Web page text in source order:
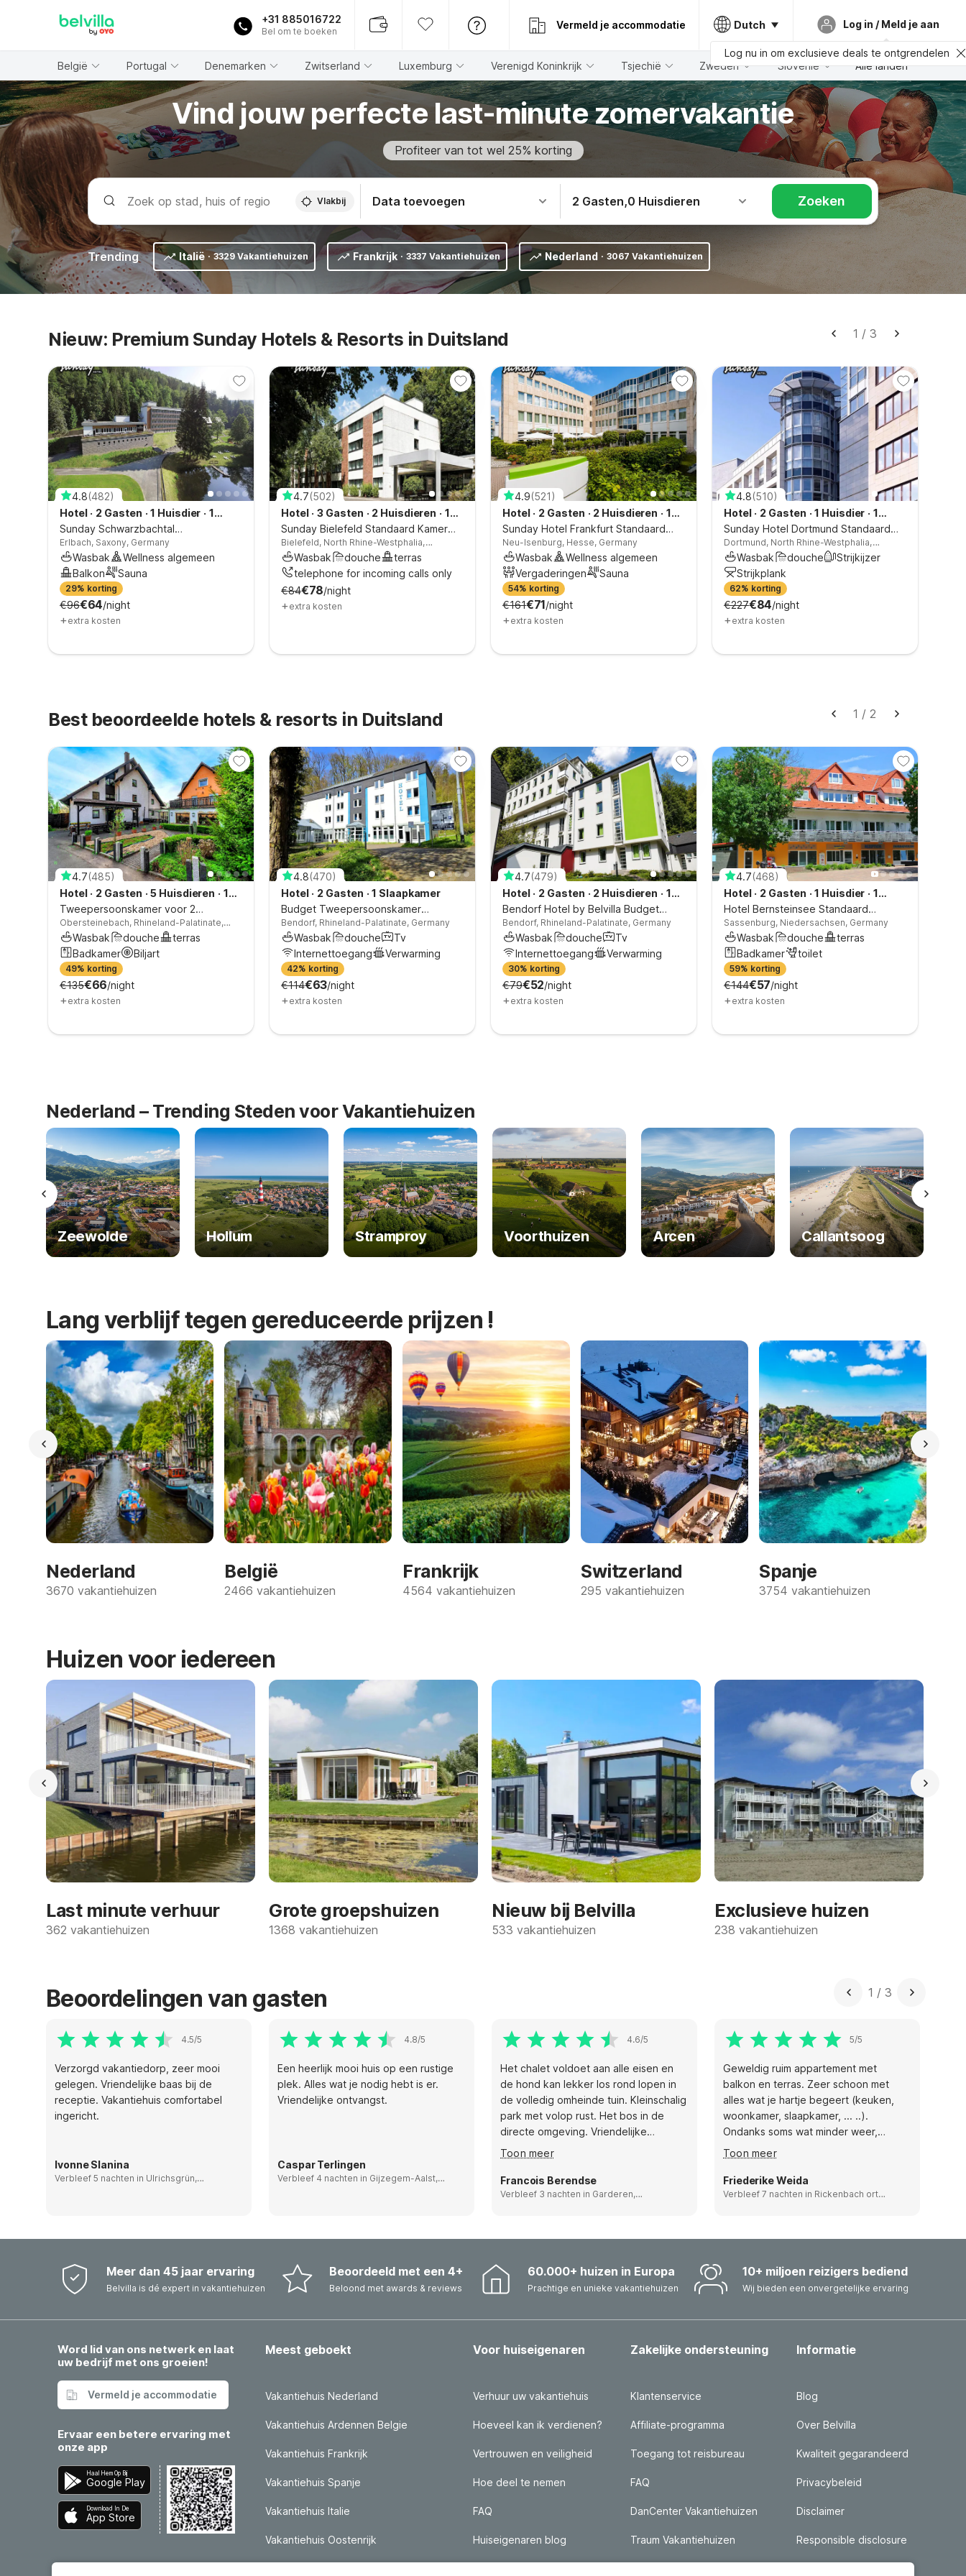
+31 885016722
Bel om te boeken
Vermeld je accommodatie Dutch Log in / Meld je aan
Log nu in om exclusieve deals te ontgrendelen
België
Portugal Denemarken Zwitserland Luxemburg Verenigd Koninkrijk Tsjechië Zweden Slovenië Alle landen
Vind jouw perfecte last-minute zomervakantie
Profiteer van tot wel 25% korting
Vlakbij Data toevoegen 2 Gasten,0 Huisdieren Zoeken
Trending Italië · 3329 Vakantiehuizen Frankrijk · 3337 Vakantiehuizen Nederland · 3067 Vakantiehuizen
Nieuw: Premium Sunday Hotels & Resorts in Duitsland
4.8(482)
Hotel · 2 Gasten · 1 Huisdier · 1
Slaapkamer
Sunday Schwarzbachtal
Tweepersoonskamer Boszicht
Erlbach, Saxony, Germany
Wasbak
Wellness algemeen
Balkon
Sauna
telephone for incoming calls only
29% korting
€96€64/night
+extra kosten
4.7(502)
Hotel · 3 Gasten · 2 Huisdieren · 1
Slaapkamer
Sunday Bielefeld Standaard Kamer
met Slaapbank
Bielefeld, North Rhine-Westphalia,
Germany
Wasbak douche
terras
telephone for incoming calls only
Ledikant
€84€78/night
+extra kosten
4.9(521)
Hotel · 2 Gasten · 2 Huisdieren · 1
Slaapkamer
Sunday Hotel Frankfurt Standaard
Kamer
Neu-Isenburg, Hesse, Germany
Wasbak
Wellness algemeen
Vergaderingen
Sauna
telephone for incoming calls only
54% korting
€161€71/night
+extra kosten
4.8(510)
Hotel · 2 Gasten · 1 Huisdier · 1
Slaapkamer
Sunday Hotel Dortmund Standaard
tweepersoonskamer
Dortmund, North Rhine-Westphalia,
Germany
Wasbak douche
Strijkijzer
Strijkplank
telephone for incoming calls only
62% korting
€227€84/night
+extra kosten
1 / 3
Best beoordeelde hotels & resorts in Duitsland
4.7(485)
Hotel · 2 Gasten · 5 Huisdieren · 1
Slaapkamer
Tweepersoonskamer voor 2
personen.
Obersteinebach, Rhineland-Palatinate,
Germany
Wasbak douche
terras
Badkamer
Biljart
49% korting
€135€66/night
+extra kosten
4.8(470)
Hotel · 2 Gasten · 1 Slaapkamer
Budget Tweepersoonskamer
Koblenzvallei
Bendorf, Rhineland-Palatinate, Germany
Wasbak douche
Tv
Internettoegang
Verwarming
42% korting
€114€63/night
+extra kosten
4.7(479)
Hotel · 2 Gasten · 2 Huisdieren · 1
Slaapkamer
Bendorf Hotel by Belvilla Budget
Tweepersoonskamer
Bendorf, Rhineland-Palatinate, Germany
Wasbak douche
Tv
Internettoegang
Verwarming
30% korting
€79€52/night
+extra kosten
4.7(468)
Hotel · 2 Gasten · 1 Huisdier · 1
Slaapkamer
Hotel Bernsteinsee Standaard
tweepersoonskamer
Sassenburg, Niedersachsen, Germany
Wasbak douche
terras
Badkamer
toilet
59% korting
€144€57/night
+extra kosten
1 / 2
Nederland – Trending Steden voor Vakantiehuizen
Zeewolde Hollum Stramproy Voorthuizen Arcen Callantsoog
Lang verblijf tegen gereduceerde prijzen !
Nederland
3670 vakantiehuizen
België
2466 vakantiehuizen
Frankrijk
4564 vakantiehuizen
Switzerland
295 vakantiehuizen
Spanje
3754 vakantiehuizen
Huizen voor iedereen
Last minute verhuur
362 vakantiehuizen
Grote groepshuizen
1368 vakantiehuizen
Nieuw bij Belvilla
533 vakantiehuizen
Exclusieve huizen
238 vakantiehuizen
Beoordelingen van gasten
4.5/5
Verzorgd vakantiedorp, zeer mooi
gelegen. Vriendelijke baas bij de
receptie. Vakantiehuis comfortabel
ingericht.
Ivonne Slanina
Verbleef 5 nachten in Ulrichsgrün,
4.8/5
Een heerlijk mooi huis op een rustige
plek. Alles wat je nodig hebt is er.
Vriendelijke ontvangst.
Caspar Terlingen
Verbleef 4 nachten in Gijzegem-Aalst,
4.6/5
Het chalet voldoet aan alle eisen en
de hond kan lekker los rond lopen in
de volledig omheinde tuin. Kleinschalig
park met volop rust. Het bos in de
directe omgeving. Vriendelijke
eigenaar.
Toon meer
Francois Berendse
Verbleef 3 nachten in Garderen,
5/5
Geweldig ruim appartement met
balkon en terras. Zeer schoon met
alles wat je hartje begeert (keuken,
woonkamer, slaapkamer, ... ..).
Ondanks soms wat minder weer,
hebben we een heerlijke vakantie
gehad. Graag nog een keer.
Toon meer
Friederike Weida
Verbleef 7 nachten in Rickenbach ort
1 / 3
Meer dan 45 jaar ervaring
Belvilla is dé expert in vakantiehuizen
Beoordeeld met een 4+
Beloond met awards & reviews
60.000+ huizen in Europa
Prachtige en unieke vakantiehuizen
10+ miljoen reizigers bediend
Wij bieden een onvergetelijke ervaring
Word lid van ons netwerk en laat
uw bedrijf met ons groeien!
Vermeld je accommodatie
Ervaar een betere ervaring met
onze app
Haal Hem Op Bij
Google Play
Download In De
App Store
Meest geboekt
Vakantiehuis Nederland
Vakantiehuis Ardennen Belgie
Vakantiehuis Frankrijk
Vakantiehuis Spanje
Vakantiehuis Italie
Vakantiehuis Oostenrijk
Voor huiseigenaren
Verhuur uw vakantiehuis
Hoeveel kan ik verdienen?
Vertrouwen en veiligheid
Hoe deel te nemen
FAQ
Huiseigenaren blog
Zakelijke ondersteuning
Klantenservice
Affiliate-programma
Toegang tot reisbureau
FAQ
DanCenter Vakantiehuizen
Traum Vakantiehuizen
Informatie
Blog
Over Belvilla
Kwaliteit gegarandeerd
Privacybeleid
Disclaimer
Responsible disclosure